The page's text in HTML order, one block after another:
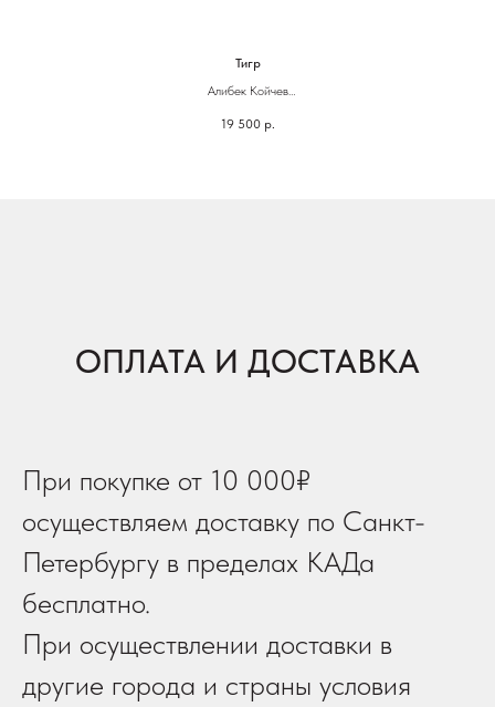
Тигр
Алибек Койчев
6,5 х 17 х 3
19 500 р.
ОПЛАТА И ДОСТАВКА
При покупке от 10 000₽
осуществляем доставку по Санкт-
Петербургу в пределах КАДа
бесплатно.
При осуществлении доставки в
другие города и страны условия